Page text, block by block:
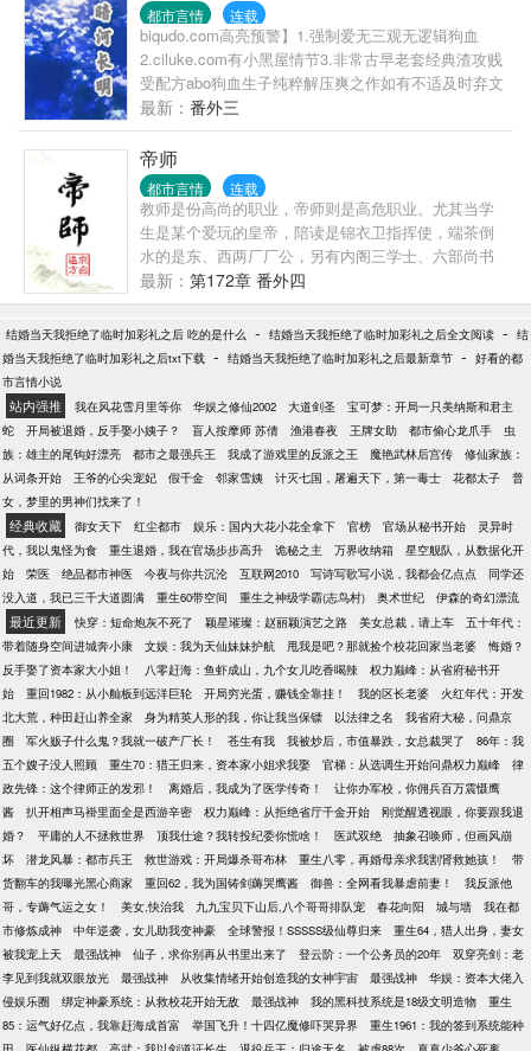
都市言情 连载
biqudo.com高亮预警】1.强制爱无三观无逻辑狗血
2.ciluke.com有小黑屋情节3.非常古早老套经典渣攻贱
受配方abo狗血生子纯粹解压爽之作如有不适及时弃文
请勿留言告知天之骄子霸道控制欲alpha黑皮普通
slk520.com
最新： 番外三
帝师
都市言情 连载
教师是份高尚的职业，帝师则是高危职业。尤其当学
生是某个爱玩的皇帝，陪读是锦衣卫指挥使，端茶倒
水的是东、西两厂厂公，另有内阁三学士、六部尚书
轮班旁听，一众御史言官虎视眈眈，随时准备撸袖
子“以礼服人”，压力当真是非同一般。站在文华殿的讲
台上，杨瓒无语望天，目光明媚而忧伤。苍天在上，
真心穿错了，求重穿！淘宝预售：
最新： 第172章 番外四
结婚当天我拒绝了临时加彩礼之后 吃的是什么 - 结婚当天我拒绝了临时加彩礼之后全文阅读 - 结
婚当天我拒绝了临时加彩礼之后txt下载 - 结婚当天我拒绝了临时加彩礼之后最新章节 - 好看的都
市言情小说
站内强推 我在风花雪月里等你 华娱之修仙2002 大道剑圣
宝可梦：开局一只美纳斯和君主
蛇
开局被退婚，反手娶小姨子？ 盲人按摩师 苏倩 渔港春夜 王牌女助 都市偷心龙爪手
虫
族：雄主的尾钩好漂亮
都市之最强兵王 我成了游戏里的反派之王 魔艳武林后宫传
修仙家族：
从词条开始
王爷的心尖宠妃 假千金 邻家雪姨 计灭七国，屠遍天下，第一毒士 花都太子
普
女，梦里的男神们找来了！
经典收藏 御女天下 红尘都市 娱乐：国内大花小花全拿下 官榜 官场从秘书开始
灵异时
代，我以鬼怪为食
重生退婚，我在官场步步高升 诡秘之主 万界收纳箱
星空舰队，从数据化开
始
荣医 绝品都市神医 今夜与你共沉沦 互联网2010 写诗写歌写小说，我都会亿点点
同学还
没入道，我已三千大道圆满
重生60带空间 重生之神级学霸(志鸟村) 奥术世纪 伊森的奇幻漂流
最近更新 快穿：短命炮灰不死了 颖星璀璨：赵丽颖演艺之路 美女总裁，请上车
五十年代：
带着随身空间进城奔小康
文娱：我为天仙妹妹护航 甩我是吧？那就捡个校花回家当老婆
悔婚？
反手娶了资本家大小姐！
八零赶海：鱼虾成山，九个女儿吃香喝辣
权力巅峰：从省府秘书开
始
重回1982：从小舢板到远洋巨轮 开局穷光蛋，赚钱全靠挂！ 我的区长老婆
火红年代：开发
北大荒，种田赶山养全家
身为精英人形的我，你让我当保镖 以法律之名
我省府大秘，问鼎京
圈
军火贩子什么鬼？我就一破产厂长！ 苍生有我 我被炒后，市值暴跌，女总裁哭了
86年：我
五个嫂子没人照顾
重生70：猎王归来，资本家小姐求我娶 官梯：从选调生开始问鼎权力巅峰
律
政先锋：这个律师正的发邪！
离婚后，我成为了医学传奇！
让你办军校，你佣兵百万震慑鹰
酱
扒开相声马褂里面全是西游辛密 权力巅峰：从拒绝省厅千金开始
刚觉醒透视眼，你要跟我退
婚？
平庸的人不拯救世界 顶我仕途？我转投纪委你慌啥！ 医武双绝
抽象召唤师，但画风崩
坏
潜龙风暴：都市兵王 救世游戏：开局爆杀哥布林 重生八零，再婚母亲求我割肾救她孩！
带
货翻车的我曝光黑心商家
重回62，我为国铸剑薅哭鹰酱 御兽：全网看我暴虐前妻！
我反派他
哥，专薅气运之女！
美女,快治我 九九宝贝下山后,八个哥哥排队宠 春花向阳 城与墙
我在都
市修炼成神
中年逆袭，女儿助我变神豪 全球警报！SSSSS级仙尊归来
重生64，猎人出身，妻女
被我宠上天
最强战神 仙子，求你别再从书里出来了 登云阶：一个公务员的20年
双穿亮剑：老
李见到我就双眼放光
最强战神 从收集情绪开始创造我的女神宇宙 最强战神
华娱：资本大佬入
侵娱乐圈
绑定神豪系统：从救校花开始无敌 最强战神 我的黑科技系统是18级文明造物
重生
85：运气好亿点，我靠赶海成首富
举国飞升！十四亿魔修吓哭异界
重生1961：我的签到系统能种